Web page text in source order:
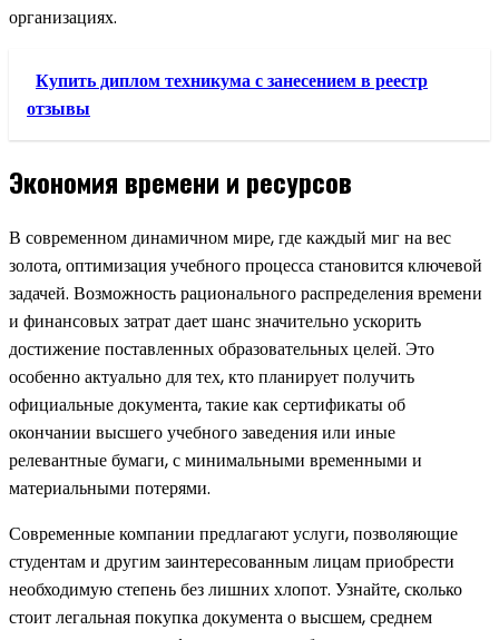
организациях.
Купить диплом техникума с занесением в реестр
отзывы
Экономия времени и ресурсов
В современном динамичном мире, где каждый миг на вес
золота, оптимизация учебного процесса становится ключевой
задачей. Возможность рационального распределения времени
и финансовых затрат дает шанс значительно ускорить
достижение поставленных образовательных целей. Это
особенно актуально для тех, кто планирует получить
официальные документа, такие как сертификаты об
окончании высшего учебного заведения или иные
релевантные бумаги, с минимальными временными и
материальными потерями.
Современные компании предлагают услуги, позволяющие
студентам и другим заинтересованным лицам приобрести
необходимую степень без лишних хлопот. Узнайте, сколько
стоит легальная покупка документа о высшем, среднем